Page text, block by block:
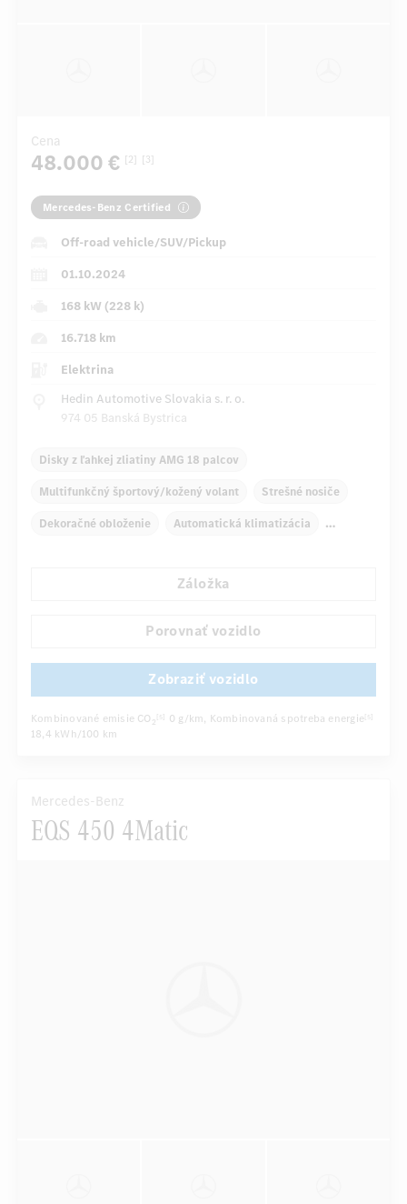
Cena
48.000 € [2] [3]
Mercedes-Benz Certified
Off-road vehicle/SUV/Pickup
01.10.2024
168 kW (228 k)
16.718 km
Elektrina
Hedin Automotive Slovakia s. r. o.
974 05 Banská Bystrica
Disky z ľahkej zliatiny AMG 18 palcov
Multifunkčný športový/kožený volant Strešné nosiče
Dekoračné obloženie Automatická klimatizácia
Snímač dažďa
Záložka
Porovnať vozidlo
Zobraziť vozidlo
Kombinované emisie CO 2 [5] 0 g/km, Kombinovaná spotreba energie [5]
18,4 kWh/100 km
Mercedes-Benz
EQS 450 4Matic